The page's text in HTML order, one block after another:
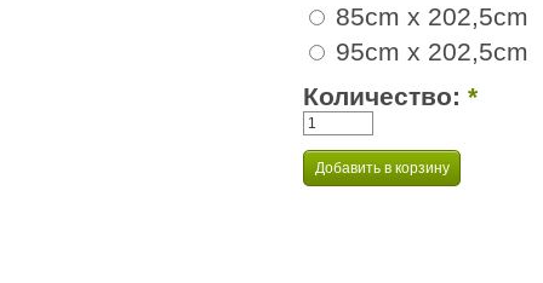
85cm x 202,5cm
95cm x 202,5cm
Количество: *